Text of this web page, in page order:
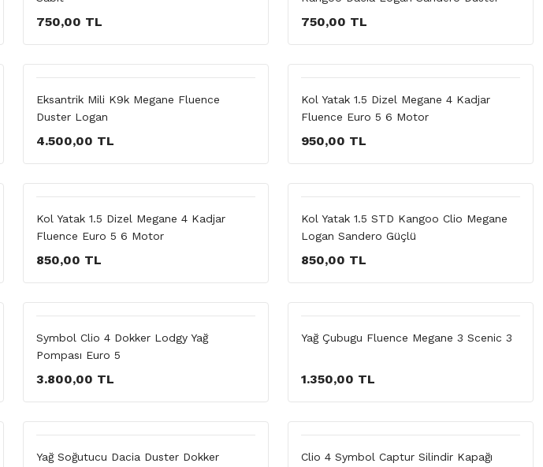
750,00 TL 750,00 TL
Eksantrik Mili K9k Megane Fluence
Duster Logan
4.500,00 TL
Kol Yatak 1.5 Dizel Megane 4 Kadjar
Fluence Euro 5 6 Motor
950,00 TL
Kol Yatak 1.5 Dizel Megane 4 Kadjar
Fluence Euro 5 6 Motor
850,00 TL
Kol Yatak 1.5 STD Kangoo Clio Megane
Logan Sandero Güçlü
850,00 TL
Symbol Clio 4 Dokker Lodgy Yağ
Pompası Euro 5
3.800,00 TL
Yağ Çubugu Fluence Megane 3 Scenic 3
1.350,00 TL
Yağ Soğutucu Dacia Duster Dokker
Clio 4 Symbol Captur Silindir Kapağı